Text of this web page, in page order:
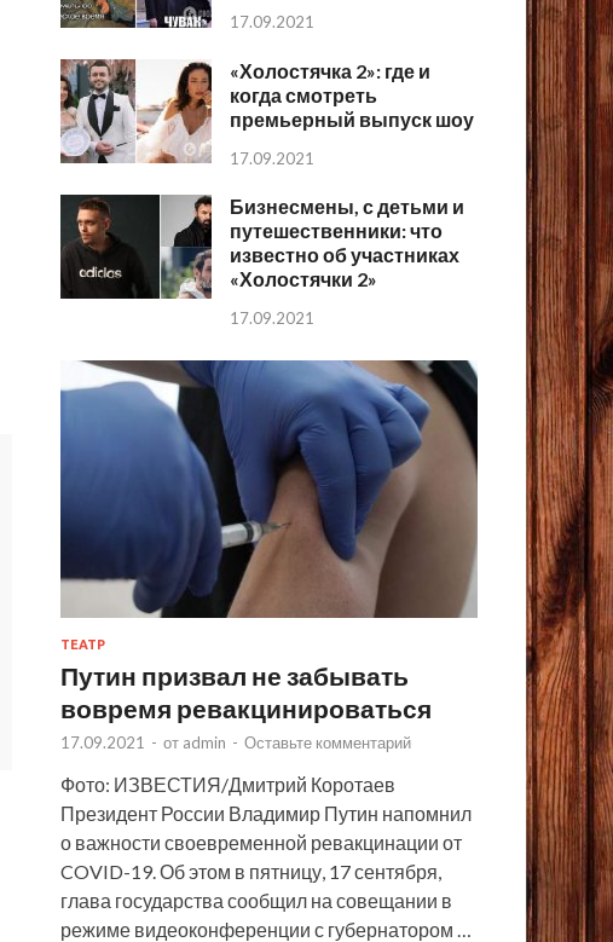
17.09.2021
«Холостячка 2»: где и
когда смотреть
премьерный выпуск шоу
17.09.2021
Бизнесмены, с детьми и
путешественники: что
известно об участниках
«Холостячки 2»
17.09.2021
ТЕАТР
Путин призвал не забывать
вовремя ревакцинироваться
17.09.2021 - от admin - Оставьте комментарий
Фото: ИЗВЕСТИЯ/Дмитрий Коротаев
Президент России Владимир Путин напомнил
о важности своевременной ревакцинации от
COVID-19. Об этом в пятницу, 17 сентября,
глава государства сообщил на совещании в
режиме видеоконференции с губернатором …